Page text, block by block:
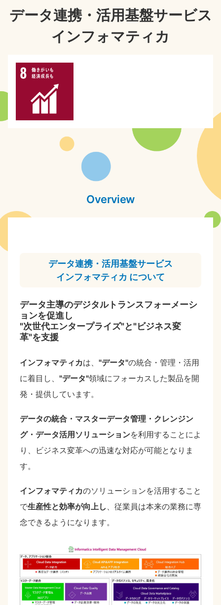
データ連携・活用基盤サービス
インフォマティカ
Overview
データ連携・活用基盤サービス
インフォマティカ について
データ主導のデジタルトランスフォーメーシ
ョンを促進し
"次世代エンタープライズ"と"ビジネス変
革"を支援
インフォマティカは、 "データ"の統合・管理・活用
に着目し、 "データ"領域にフォーカスした製品を開
発・提供しています。
データの統合・マスターデータ管理・クレンジン
グ・データ活用ソリューションを利用することによ
り、ビジネス変革への迅速な対応が可能となりま
す。
インフォマティカのソリューションを活用すること
で生産性と効率が向上し 、従業員は本来の業務に専
念できるようになります。